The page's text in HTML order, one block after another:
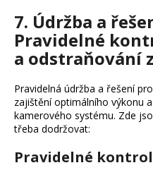
7. Údržba a
Pravidelné
a odstraňování
Pravidelná údržba a řešení
zajištění optimálního výkonu
kamerového systému. Zde
třeba dodržovat:
Pravidelné